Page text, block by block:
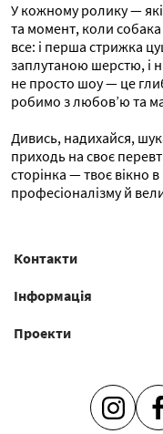
У кожному ролику —
та момент, коли собака
все: і перша стрижка
заплутаною шерстю, і
не просто шоу — це
робимо з любов’ю та
Дивись, надихайся,
приходь на своє
сторінка — твоє вікно
професіоналізму й
Контакти
+38 (073) 606 74 43
Адже так просто бути
Інформація
Загальні умови
Проекти
Салони грумінгу
Академія грумінгу